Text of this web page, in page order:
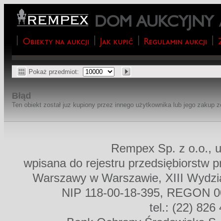
DOM AUKCYJNY
Obiekty na aukcji Jak kupić Regulamin aukcji
Pokaż przedmiot:
Błąd
Ten obiekt został juz kupiony przez innego użytkownika lub jego zakup
Rempex Sp. z o.o.,
wpisana do rejestru przedsiębiorstw
Warszawy w Warszawie, XIII
NIP 118-00-18-395, REGON
tel.: (22) 826